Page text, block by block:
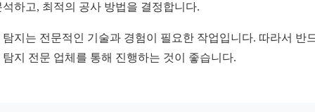
석하고, 최적의 공사 방법을 결정합니다.
탐지는 전문적인 기술과 경험이 필요한 작업입니다. 따라서 반
탐지 전문 업체를 통해 진행하는 것이 좋습니다.